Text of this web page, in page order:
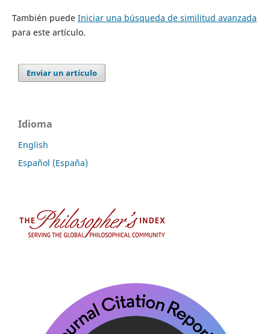
También puede Iniciar una búsqueda de similitud avanzada
para este artículo.
Enviar un artículo
Idioma
English
Español (España)